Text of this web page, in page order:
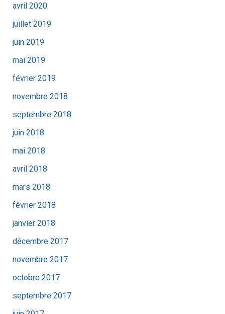
avril 2020
juillet 2019
juin 2019
mai 2019
février 2019
novembre 2018
septembre 2018
juin 2018
mai 2018
avril 2018
mars 2018
février 2018
janvier 2018
décembre 2017
novembre 2017
octobre 2017
septembre 2017